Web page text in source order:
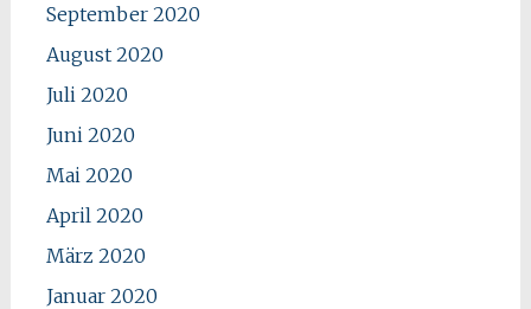
September 2020
August 2020
Juli 2020
Juni 2020
Mai 2020
April 2020
März 2020
Januar 2020